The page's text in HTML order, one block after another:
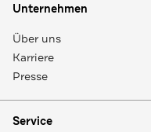
Unternehmen
Über uns
Karriere
Presse
Service